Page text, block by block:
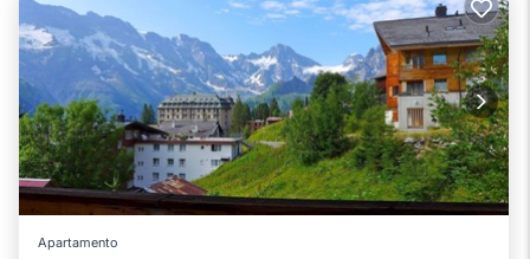
Apartamento